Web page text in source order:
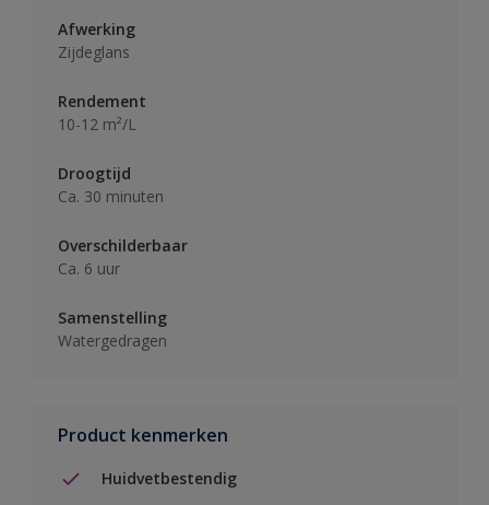
Afwerking
Zijdeglans
Rendement
10-12 m²/L
Droogtijd
Ca. 30 minuten
Overschilderbaar
Ca. 6 uur
Samenstelling
Watergedragen
Product kenmerken
Huidvetbestendig